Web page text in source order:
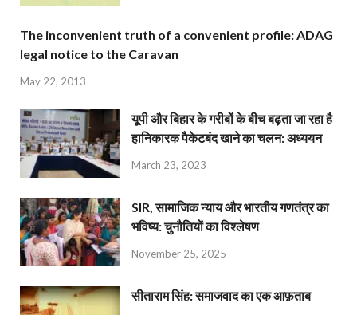
The inconvenient truth of a convenient profile: ADAG
legal notice to the Caravan
May 22, 2013
यूपी और बिहार के गरीबों के बीच बढ़ता जा रहा है
हानिकारक पैकेटबंद खाने का चलन: अध्ययन
March 23, 2023
SIR, सामाजिक न्याय और भारतीय गणतंत्र का
भविष्य: चुनौतियों का विश्लेषण
November 25, 2025
सीताराम सिंह: समाजवाद का एक आफ़ताब